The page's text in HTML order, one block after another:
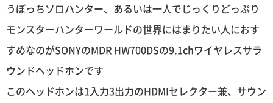
うぼっちソロハンター、あるいは一人でじっくりどっぷり
モンスターハンターワールドの世界にはまりたい人におす
すめなのがSONYのMDR HW700DSの9.1chワイヤレスサラ
ウンドヘッドホンです
このヘッドホンは1入力3出力のHDMIセレクター兼、サウン